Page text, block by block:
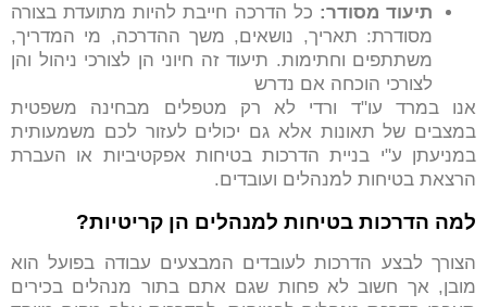
תיעוד מסודר: כל הדרכה חייבת להיות מתועדת בצורה
מסודרת: תאריך, נושאים, משך ההדרכה, מי המדריך,
משתתפים וחתימות. תיעוד זה חיוני הן לצורכי ניהול והן
לצורכי הוכחה אם נדרש
אנו במרד עו"ד ורדי לא רק מטפלים מבחינה משפטית
במצבים של תאונות אלא גם יכולים לעזור לכם משמעותית
במניעתן ע"י בניית הדרכות בטיחות אפקטיביות או העברת
הרצאת בטיחות למנהלים ועובדים.
למה הדרכות בטיחות למנהלים הן קריטיות?
הצורך לבצע הדרכות לעובדים המבצעים עבודה בפועל הוא
מובן, אך חשוב לא פחות שגם אתם בתור מנהלים בכירים